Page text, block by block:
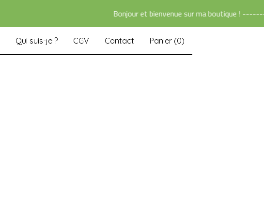
Bonjour et bienvenue sur ma boutique ! ------- >
Qui suis-je ? CGV Contact Panier (0)